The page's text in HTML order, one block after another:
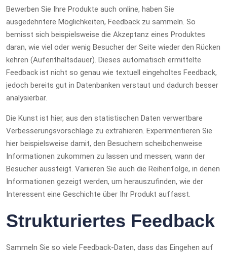
Bewerben Sie Ihre Produkte auch online, haben Sie
ausgedehntere Möglichkeiten, Feedback zu sammeln. So
bemisst sich beispielsweise die Akzeptanz eines Produktes
daran, wie viel oder wenig Besucher der Seite wieder den Rücken
kehren (Aufenthaltsdauer). Dieses automatisch ermittelte
Feedback ist nicht so genau wie textuell eingeholtes Feedback,
jedoch bereits gut in Datenbanken verstaut und dadurch besser
analysierbar.
Die Kunst ist hier, aus den statistischen Daten verwertbare
Verbesserungsvorschläge zu extrahieren. Experimentieren Sie
hier beispielsweise damit, den Besuchern scheibchenweise
Informationen zukommen zu lassen und messen, wann der
Besucher aussteigt. Variieren Sie auch die Reihenfolge, in denen
Informationen gezeigt werden, um herauszufinden, wie der
Interessent eine Geschichte über Ihr Produkt auffasst.
Strukturiertes Feedback
Sammeln Sie so viele Feedback-Daten, dass das Eingehen auf